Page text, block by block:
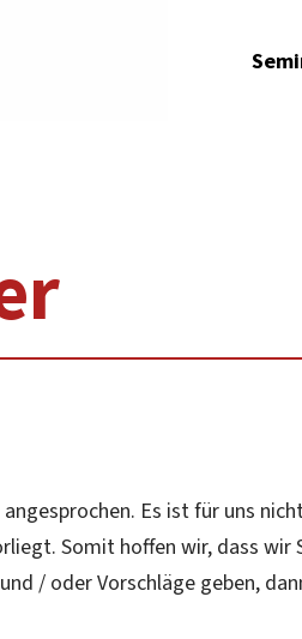
Es ist für uns
Somit hoffen wir, dass
/ oder Vorschläge geben,